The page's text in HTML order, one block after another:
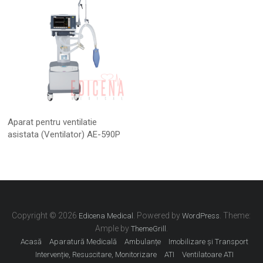
Aparat pentru ventilatie
asistata (Ventilator) AE-590P
Copyright © 2026 Edicena Medical . Powered byWordPress . Theme:
Ample by ThemeGrill
Acasă Aparatură Medicală Ambulanțe
Imobilizare și Transport
Intervenție, Resuscitare, Monitorizare
ATI Ventilatoare ATI